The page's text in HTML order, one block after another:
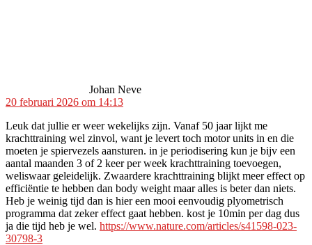
Johan Neve
20 februari 2026 om 14:13
Leuk dat jullie er weer wekelijks zijn. Vanaf 50 jaar lijkt me
krachttraining wel zinvol, want je levert toch motor units in en die
moeten je spiervezels aansturen. in je periodisering kun je bijv een
aantal maanden 3 of 2 keer per week krachttraining toevoegen,
weliswaar geleidelijk. Zwaardere krachttraining blijkt meer effect op
efficiëntie te hebben dan body weight maar alles is beter dan niets.
Heb je weinig tijd dan is hier een mooi eenvoudig plyometrisch
programma dat zeker effect gaat hebben. kost je 10min per dag dus
ja die tijd heb je wel. https://www.nature.com/articles/s41598-023-
30798-3